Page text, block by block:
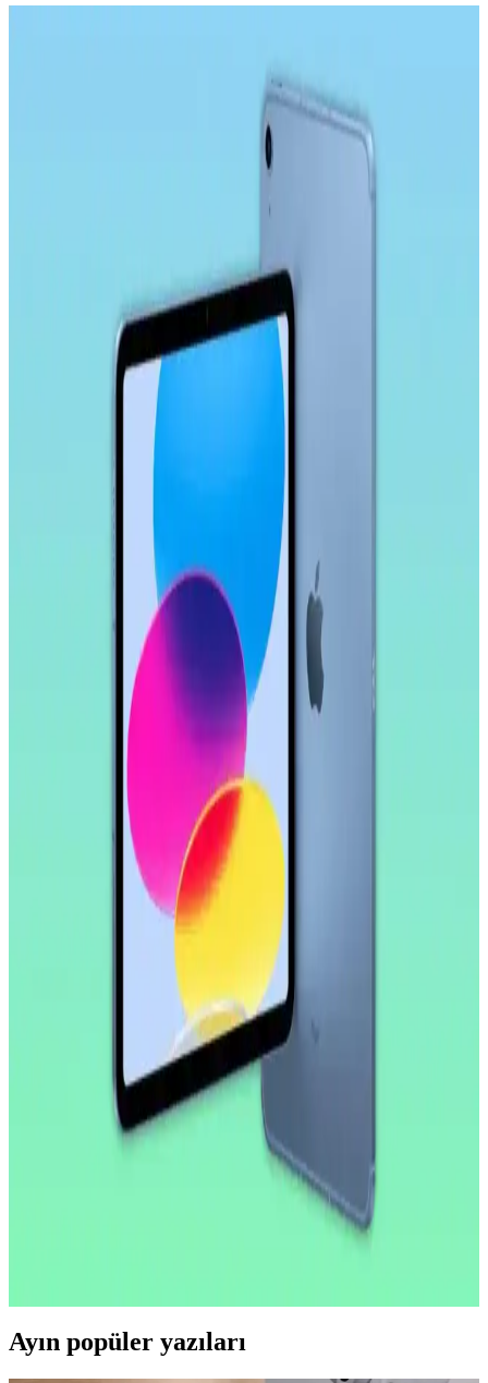
Microsonic temperli cam ekran koruyucu, Galaxy Tab S9 Plus
X810 modeline özel tasarımıyla yüksek dayanıklılık ve estetik sunar.
Çizilmelere karşı dirençli, kolay uygulanabilir ve kullanımı rahat bir
Ally 9.0 stylus kalem, yüksek hassasiyet, uyumluluk ve ergonomik
tasarımıyla akıllı tahta, tablet ve telefonlarda pratik kullanım sağlar,
yoğun çalışma ve eğitim ortamlarına uygun bir seçenektir.
Samsung Galaxy Tab S10 FE Plus İçin Kırılmaz
Ekran Koruyucu İncelemesi ve Kullanıcı Yorumları
Samsung Galaxy Tab S10 FE Plus için tasarlanmış kırılmaz ekran
koruyucu, yüksek dayanıklılık ve kolay uygulama özellikleriyle
ekranı çizilmelere ve darbelere karşı korur.
Samsung Galaxy Tab S11 Ultra 14.6 İnç AMOLED
Ekranlı Güçlü ve Çok Yönlü Tablet Özellikleri
Samsung Galaxy Tab S11 Ultra, 14.6 inç AMOLED ekran, güçlü
işlemci ve uzun pil ömrü ile çok yönlü kullanım sunar. Profesyonel
ve eğlence amaçlı ideal bir tablet deneyimi sağlar.
Samsung Galaxy Tab S9 FE+ Plus için Nano
Kırılmaz Esnek Ekran Koruyucu İncelemesi
Samsung Galaxy Tab S9 FE+ Plus için tasarlanmış nano cam ekran
koruyucu, yüksek dayanıklılık ve net görüntü sağlar. Kolay
uygulama ve göz yorgunluğunu azaltıcı özellikleriyle ekran
korumasında yeni standart.
Huawei MatePad 10.4 için Nano Esnek Cam Ekran
Koruyucu İncelemesi ve Kullanıcı Deneyimleri
Huawei MatePad 10.4 uyumlu nano esnek cam ekran koruyucu,
yüksek dayanıklılık ve şeffaflık sağlar, kolay uygulama ve iyi
Apple iPad Pro'da Donanım Sınırlı, Yazılım
Geliştirmeleri Öncelikli Yaklaşım
Apple, iPad Pro'da donanım yeniliklerini sınırlarken, yazılım
tarafında profesyonel kullanıcılar için iPadOS deneyimini
geliştirmeye odaklanıyor. Bu strateji cihazın potansiyelini artırmayı
2026 İlk Yarısında A18 Çipli Yeni iPad Modeli ve
2026'nın ilk yarısında çıkacak yeni iPad modeli A18 çip ve 8 GB
RAM ile performansını artırıyor. OLED ekran ve ProMotion
Ayın popüler yazıları